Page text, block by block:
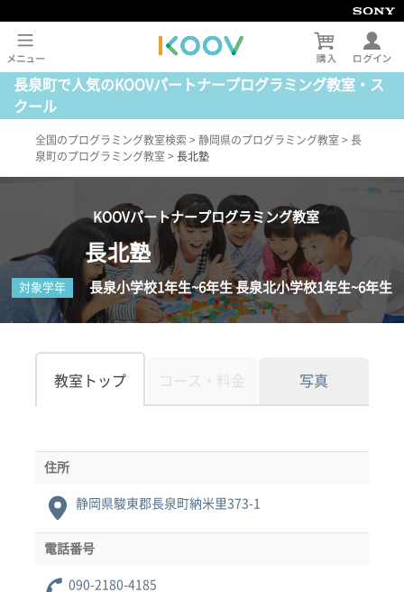
長泉町で人気のKOOVパートナープログラミング教室・ス
クール
全国のプログラミング教室検索 > 静岡県のプログラミング教室 > 長
泉町のプログラミング教室 > 長北塾
KOOVパートナープログラミング教室
長北塾
対象学年 長泉小学校1年生~6年生 長泉北小学校1年生~6年生
教室トップ コース・料金 写真
住所
静岡県駿東郡長泉町納米里373-1
電話番号
090-2180-4185